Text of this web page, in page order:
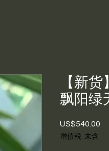
【新
飘阳绿
US$540.00
增值税 未含